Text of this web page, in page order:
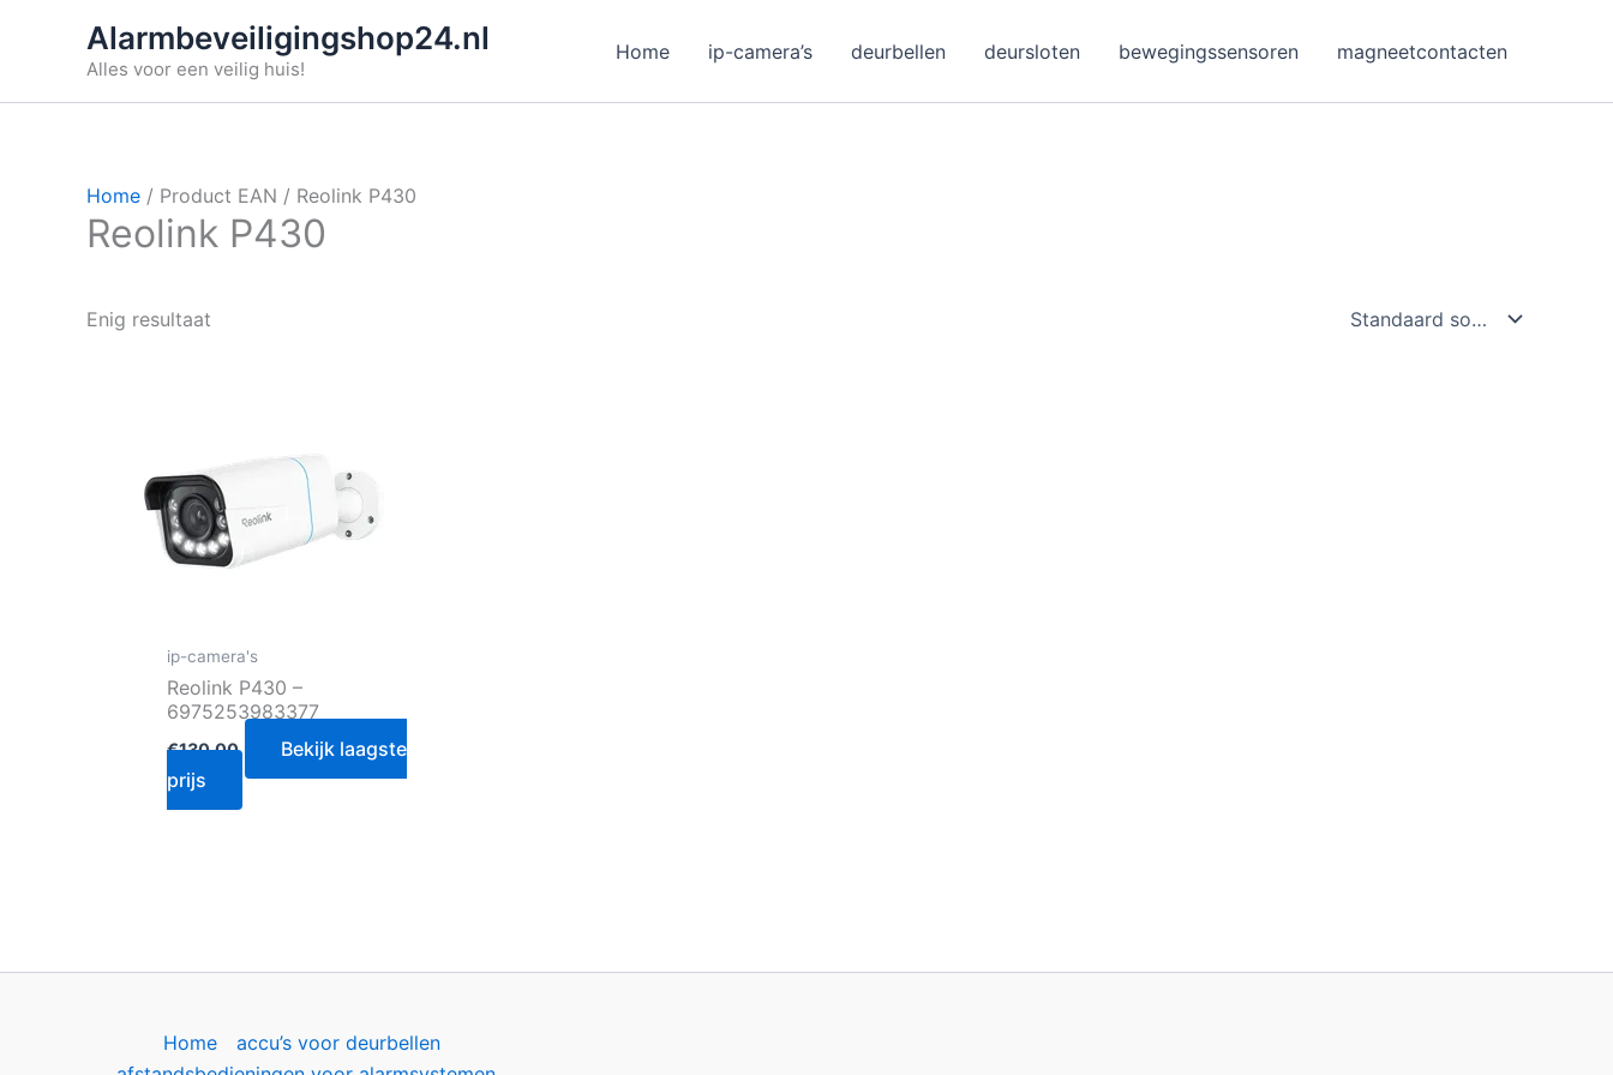
inhoud
Alarmbeveiligingshop24.nl
Alles voor een veilig huis!
Home ip-camera’s deurbellen deursloten bewegingssensoren magneetcontacten
Home / Product EAN / Reolink P430
Reolink P430
Enig resultaat
ip-camera's
Reolink P430 –
6975253983377
€130.00
Bekijk laagste
prijs
Home
accu’s voor deurbellen